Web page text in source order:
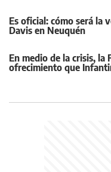
Es oficial: cómo será la
Davis en Neuquén
En medio de la crisis, la
ofrecimiento que